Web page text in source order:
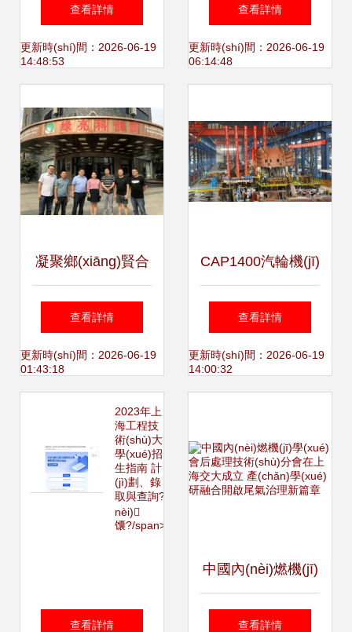
聲音”大賽開啟新篇
查看詳情
更新時(shí)間：2026-06-19
14:48:53
代的物聯(lián)網
(yè)發(fā)展論壇圓
滿舉行，共探產
與技術(shù)咨詢新
路徑
查看詳情
更新時(shí)間：2026-06-19
06:14:48
凝聚鄉(xiāng)賢合
力 共謀家鄉(xiāng)
發(fā)展——首期
(shù)咨詢活動圓滿
舉行
查看詳情
更新時(shí)間：2026-06-19
01:43:18
CAP1400汽輪機(jī)
成功蓋缸 中國第三
代核電技術(shù)取
查看詳情
更新時(shí)間：2026-06-19
14:00:32
2023年上
海工程技
術(shù)大
學(xué)招
生指南 計
(jì)劃、錄
取與查詢?
nèi)
馕?/span>
查看詳情
中國內(nèi)燃機(jī)
學(xué)會后處理技
查看詳情